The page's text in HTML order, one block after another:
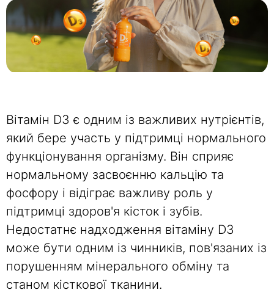
Вітамін D3 є одним із важливих нутрієнтів,
який бере участь у підтримці нормального
функціонування організму. Він сприяє
нормальному засвоєнню кальцію та
фосфору і відіграє важливу роль у
підтримці здоров'я кісток і зубів.
Недостатнє надходження вітаміну D3
може бути одним із чинників, пов'язаних із
порушенням мінерального обміну та
станом кісткової тканини.